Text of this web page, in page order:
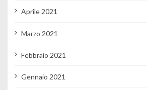
Aprile 2021
Marzo 2021
Febbraio 2021
Gennaio 2021